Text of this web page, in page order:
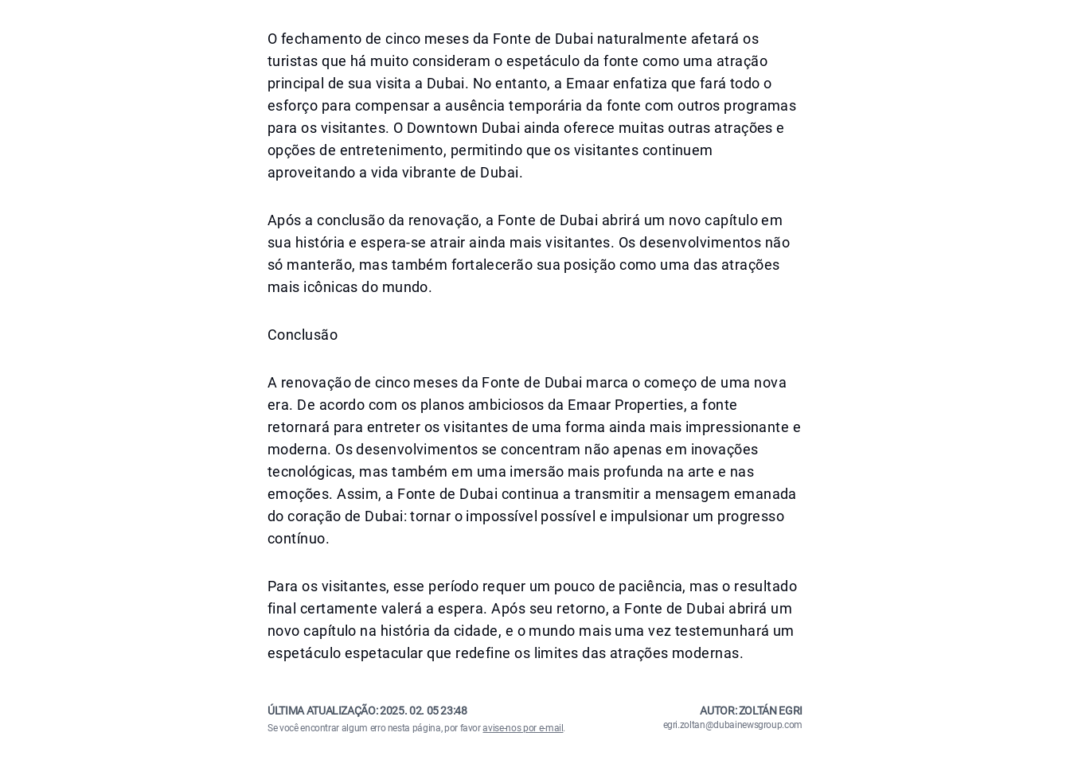
O fechamento de cinco meses da Fonte de Dubai naturalmente afetará os
turistas que há muito consideram o espetáculo da fonte como uma atração
principal de sua visita a Dubai. No entanto, a Emaar enfatiza que fará todo o
esforço para compensar a ausência temporária da fonte com outros programas
para os visitantes. O Downtown Dubai ainda oferece muitas outras atrações e
opções de entretenimento, permitindo que os visitantes continuem
aproveitando a vida vibrante de Dubai.
Após a conclusão da renovação, a Fonte de Dubai abrirá um novo capítulo em
sua história e espera-se atrair ainda mais visitantes. Os desenvolvimentos não
só manterão, mas também fortalecerão sua posição como uma das atrações
mais icônicas do mundo.
Conclusão
A renovação de cinco meses da Fonte de Dubai marca o começo de uma nova
era. De acordo com os planos ambiciosos da Emaar Properties, a fonte
retornará para entreter os visitantes de uma forma ainda mais impressionante e
moderna. Os desenvolvimentos se concentram não apenas em inovações
tecnológicas, mas também em uma imersão mais profunda na arte e nas
emoções. Assim, a Fonte de Dubai continua a transmitir a mensagem emanada
do coração de Dubai: tornar o impossível possível e impulsionar um progresso
contínuo.
Para os visitantes, esse período requer um pouco de paciência, mas o resultado
final certamente valerá a espera. Após seu retorno, a Fonte de Dubai abrirá um
novo capítulo na história da cidade, e o mundo mais uma vez testemunhará um
espetáculo espetacular que redefine os limites das atrações modernas.
ÚLTIMA ATUALIZAÇÃO:2025. 02. 05 23:48
Se você encontrar algum erro nesta página, por favoravise-nos por e-mail .
AUTOR: ZOLTÁN EGRI
egri.zoltan@dubainewsgroup.com